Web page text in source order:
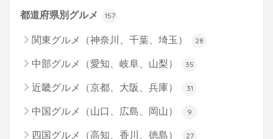
都道府県別グルメ 157
関東グルメ（神奈川、千葉、埼玉） 28
中部グルメ（愛知、岐阜、山梨） 35
近畿グルメ（京都、大阪、兵庫） 31
中国グルメ（山口、広島、岡山） 9
四国グルメ（高知、香川、徳島） 27